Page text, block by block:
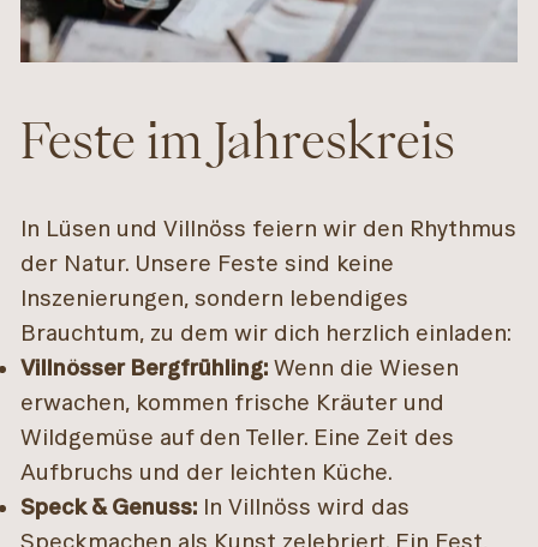
Feste im Jahreskreis
In Lüsen und Villnöss feiern wir den Rhythmus
der Natur. Unsere Feste sind keine
Inszenierungen, sondern lebendiges
Brauchtum, zu dem wir dich herzlich einladen:
Villnösser Bergfrühling: Wenn die Wiesen
erwachen, kommen frische Kräuter und
Wildgemüse auf den Teller. Eine Zeit des
Aufbruchs und der leichten Küche.
Speck & Genuss: In Villnöss wird das
Speckmachen als Kunst zelebriert. Ein Fest,